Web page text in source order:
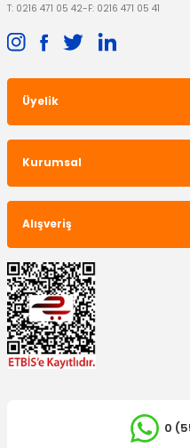
T: 0216 471 05 42-F: 0216 471 05 41
Üyelik
Kurumsal
Alışveriş
0